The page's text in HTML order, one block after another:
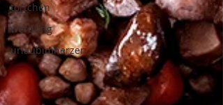
törtchen
werbung
urlaubimherzen